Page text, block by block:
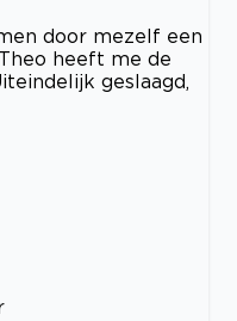
door mezelf een
heeft me de
geslaagd,